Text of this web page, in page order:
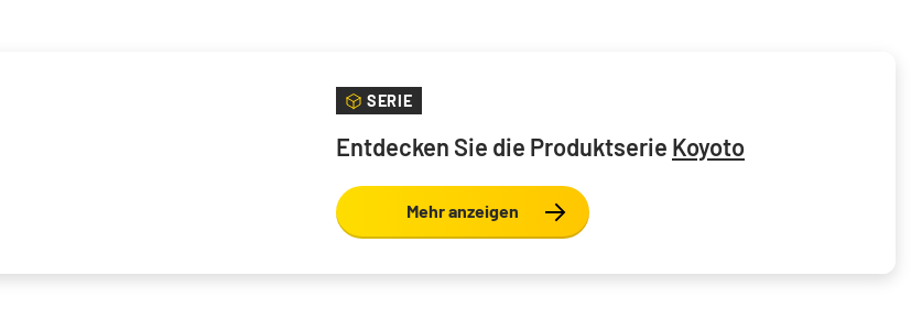
SERIE
Entdecken Sie die Produktserie Koyoto
Mehr anzeigen